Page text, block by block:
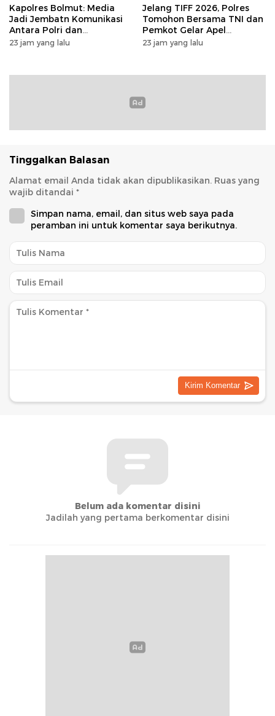
Kapolres Bolmut: Media
Jadi Jembatn Komunikasi
Antara Polri dan
Masyarakat
23 jam yang lalu
Jelang TIFF 2026, Polres
Tomohon Bersama TNI dan
Pemkot Gelar Apel
Kesiapan Pengamanan
23 jam yang lalu
Tinggalkan Balasan
Alamat email Anda tidak akan dipublikasikan. Ruas yang
wajib ditandai *
Simpan nama, email, dan situs web saya pada
peramban ini untuk komentar saya berikutnya.
Belum ada komentar disini
Jadilah yang pertama berkomentar disini